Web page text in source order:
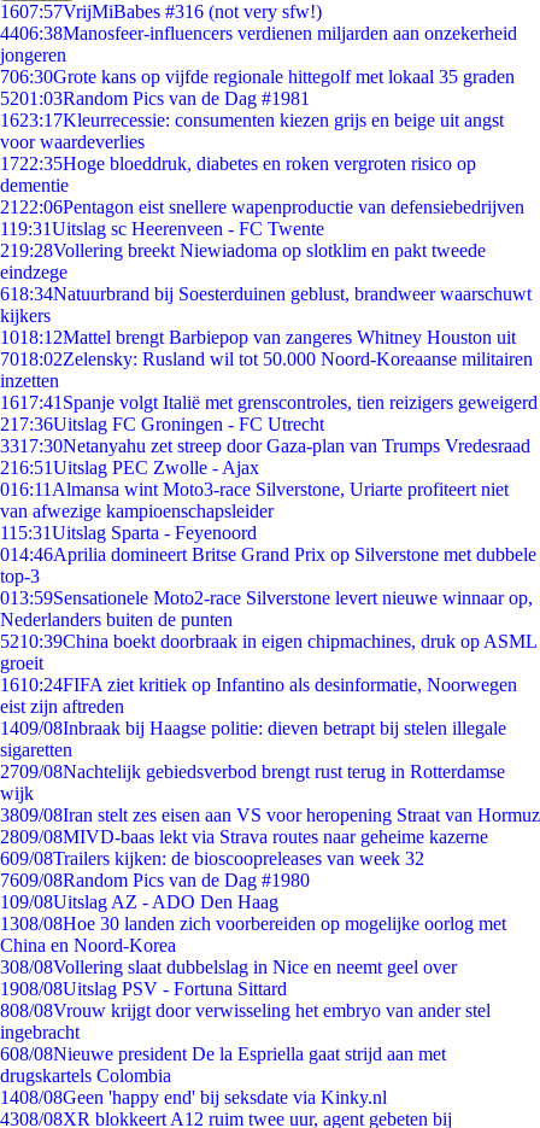
1607:57VrijMiBabes #316 (not very sfw!)
4406:38Manosfeer-influencers verdienen miljarden aan onzekerheid
jongeren
706:30Grote kans op vijfde regionale hittegolf met lokaal 35 graden
5201:03Random Pics van de Dag #1981
1623:17Kleurrecessie: consumenten kiezen grijs en beige uit angst
voor waardeverlies
1722:35Hoge bloeddruk, diabetes en roken vergroten risico op
dementie
21 22:06Pentagon eist snellere wapenproductie van defensiebedrijven
119:31Uitslag sc Heerenveen - FC Twente
219:28Vollering breekt Niewiadoma op slotklim en pakt tweede
eindzege
618:34Natuurbrand bij Soesterduinen geblust, brandweer waarschuwt
kijkers
1018:12Mattel brengt Barbiepop van zangeres Whitney Houston uit
7018:02Zelensky: Rusland wil tot 50.000 Noord-Koreaanse militairen
inzetten
1617:41 Spanje volgt Italië met grenscontroles, tien reizigers geweigerd
217:36Uitslag FC Groningen - FC Utrecht
3317:30Netanyahu zet streep door Gaza-plan van Trumps Vredesraad
216:51Uitslag PEC Zwolle - Ajax
016:11 Almansa wint Moto3-race Silverstone, Uriarte profiteert niet
van afwezige kampioenschapsleider
115:31Uitslag Sparta - Feyenoord
014:46Aprilia domineert Britse Grand Prix op Silverstone met dubbele
top-3
013:59Sensationele Moto2-race Silverstone levert nieuwe winnaar op,
Nederlanders buiten de punten
5210:39China boekt doorbraak in eigen chipmachines, druk op ASML
groeit
1610:24FIFA ziet kritiek op Infantino als desinformatie, Noorwegen
eist zijn aftreden
1409/08Inbraak bij Haagse politie: dieven betrapt bij stelen illegale
sigaretten
2709/08Nachtelijk gebiedsverbod brengt rust terug in Rotterdamse
wijk
3809/08Iran stelt zes eisen aan VS voor heropening Straat van Hormuz
2809/08MIVD-baas lekt via Strava routes naar geheime kazerne
609/08Trailers kijken: de bioscoopreleases van week 32
7609/08Random Pics van de Dag #1980
109/08Uitslag AZ - ADO Den Haag
1308/08Hoe 30 landen zich voorbereiden op mogelijke oorlog met
China en Noord-Korea
308/08Vollering slaat dubbelslag in Nice en neemt geel over
1908/08Uitslag PSV - Fortuna Sittard
808/08Vrouw krijgt door verwisseling het embryo van ander stel
ingebracht
608/08Nieuwe president De la Espriella gaat strijd aan met
drugskartels Colombia
1408/08Geen 'happy end' bij seksdate via Kinky.nl
4308/08XR blokkeert A12 ruim twee uur, agent gebeten bij